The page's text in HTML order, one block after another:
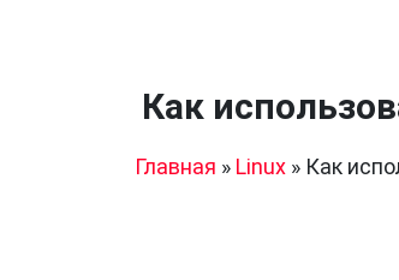
Как
Главная » Linux » Как